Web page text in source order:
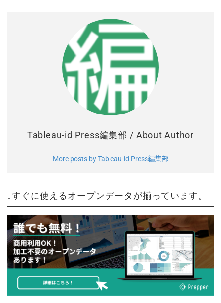
Tableau-id Press編集部 / About Author
More posts by Tableau-id Press編集部
↓すぐに使えるオープンデータが揃っています。